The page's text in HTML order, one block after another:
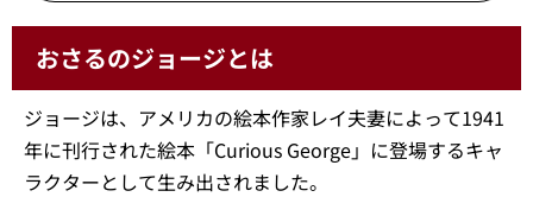
おさるのジョージとは
ジョージは、アメリカの絵本作家レイ夫妻によって1941
年に刊行された絵本「Curious George」に登場するキャ
ラクターとして生み出されました。